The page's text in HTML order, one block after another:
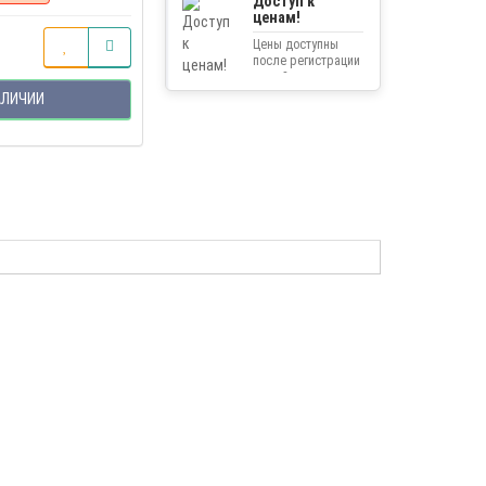
ценам!
Цены доступны
после регистрации
на сайте.